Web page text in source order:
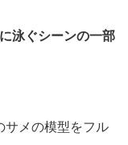
泳ぐシーンの一部
サメの模型をフル